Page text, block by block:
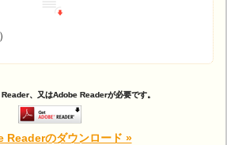
、又はAdobe Readerが必要です。
Readerのダウンロード »